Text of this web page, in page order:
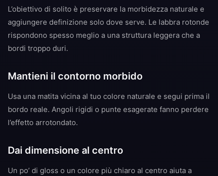
L’obiettivo di solito è preservare la morbidezza naturale e
aggiungere definizione solo dove serve. Le labbra rotonde
rispondono spesso meglio a una struttura leggera che a
bordi troppo duri.
Mantieni il contorno morbido
Usa una matita vicina al tuo colore naturale e segui prima il
bordo reale. Angoli rigidi o punte esagerate fanno perdere
l’effetto arrotondato.
Dai dimensione al centro
Un po’ di gloss o un colore più chiaro al centro aiuta a